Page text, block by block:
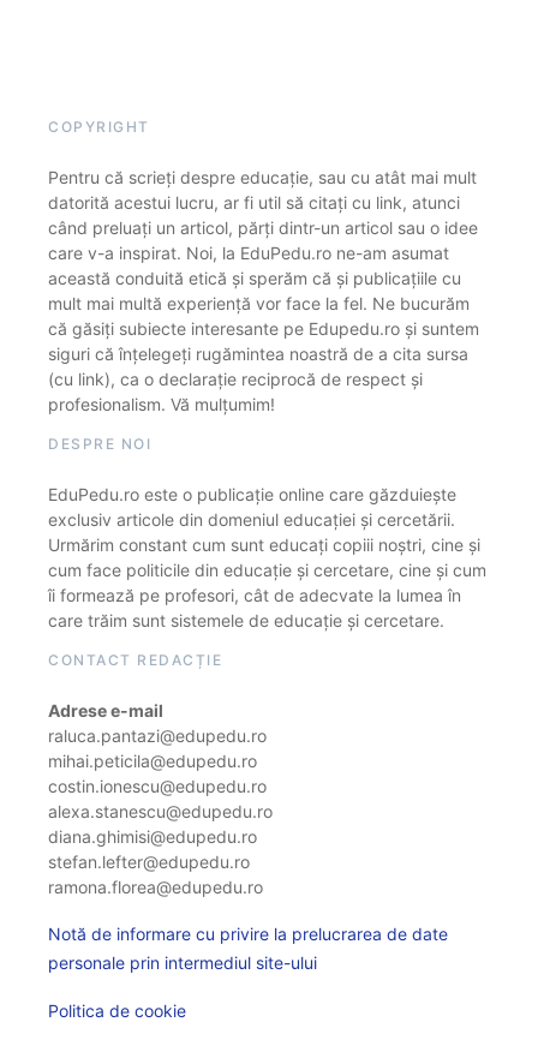
COPYRIGHT
Pentru că scrieți despre educație, sau cu atât mai mult
datorită acestui lucru, ar fi util să citați cu link, atunci
când preluați un articol, părți dintr-un articol sau o idee
care v-a inspirat. Noi, la EduPedu.ro ne-am asumat
această conduită etică și sperăm că și publicațiile cu
mult mai multă experiență vor face la fel. Ne bucurăm
că găsiți subiecte interesante pe Edupedu.ro și suntem
siguri că înțelegeți rugămintea noastră de a cita sursa
(cu link), ca o declarație reciprocă de respect și
profesionalism. Vă mulțumim!
DESPRE NOI
EduPedu.ro este o publicație online care găzduiește
exclusiv articole din domeniul educației și cercetării.
Urmărim constant cum sunt educați copiii noștri, cine și
cum face politicile din educație și cercetare, cine și cum
îi formează pe profesori, cât de adecvate la lumea în
care trăim sunt sistemele de educație și cercetare.
CONTACT REDACȚIE
Adrese e-mail
raluca.pantazi@edupedu.ro
mihai.peticila@edupedu.ro
costin.ionescu@edupedu.ro
alexa.stanescu@edupedu.ro
diana.ghimisi@edupedu.ro
stefan.lefter@edupedu.ro
ramona.florea@edupedu.ro
Notă de informare cu privire la prelucrarea de date
personale prin intermediul site-ului
Politica de cookie